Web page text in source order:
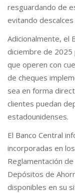
resguardando de
evitando
Adicionalmente, el
diciembre de 2025
que operen con
de cheques
sea en forma
clientes puedan
estadounidenses.
El Banco Central
incorporadas en
Reglamentación
Depósitos de
disponibles en su